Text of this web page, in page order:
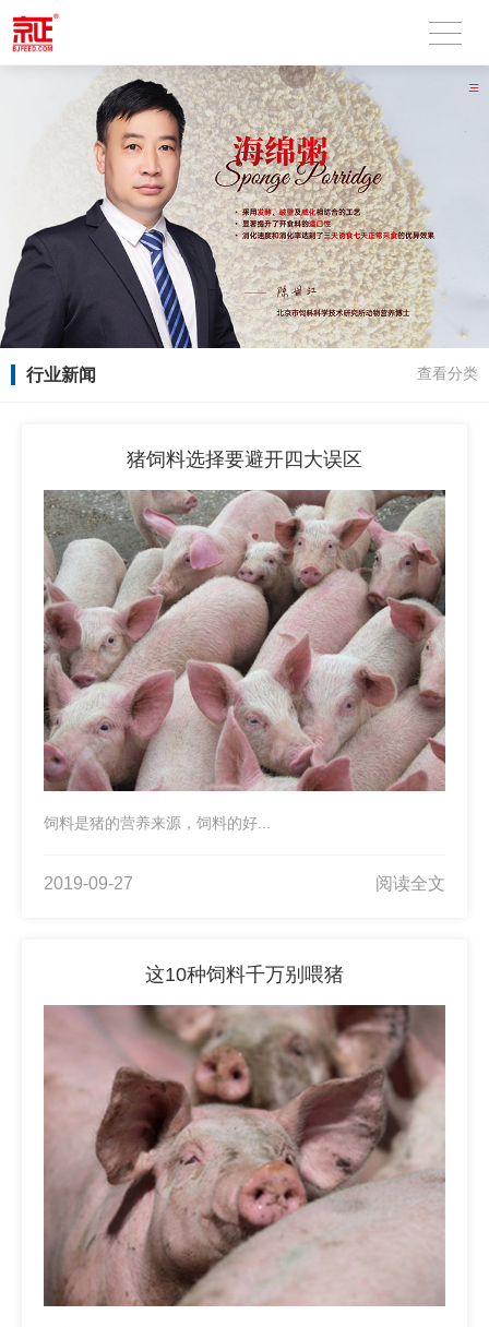
行业新闻 查看分类
猪饲料选择要避开四大误区
饲料是猪的营养来源，饲料的好...
2019-09-27 阅读全文
这10种饲料千万别喂猪